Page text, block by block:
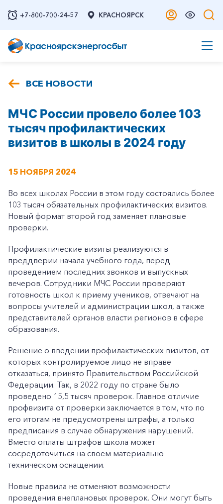
+7-800-700-24-57 КРАСНОЯРСК
ВСЕ НОВОСТИ
МЧС России провело более 103
тысяч профилактических
визитов в школы в 2024 году
15 НОЯБРЯ 2024
Во всех школах России в этом году состоялись более
103 тысяч обязательных профилактических визитов.
Новый формат второй год заменяет плановые
проверки.
Профилактические визиты реализуются в
преддверии начала учебного года, перед
проведением последних звонков и выпускных
вечеров. Сотрудники МЧС России проверяют
готовность школ к приему учеников, отвечают на
вопросы учителей и администрации школ, а также
представителей органов власти регионов в сфере
образования.
Решение о введении профилактических визитов, от
которых контролируемое лицо не вправе
отказаться, принято Правительством Российской
Федерации. Так, в 2022 году по стране было
проведено 15,5 тысяч проверок. Главное отличие
профвизита от проверки заключается в том, что по
его итогам не предусмотрены штрафы, а только
предписания в случае обнаружения нарушений.
Вместо оплаты штрафов школа может
сосредоточиться на своем материально-
техническом оснащении.
Новые правила не отменяют возможности
проведения внеплановых проверок. Они могут быть